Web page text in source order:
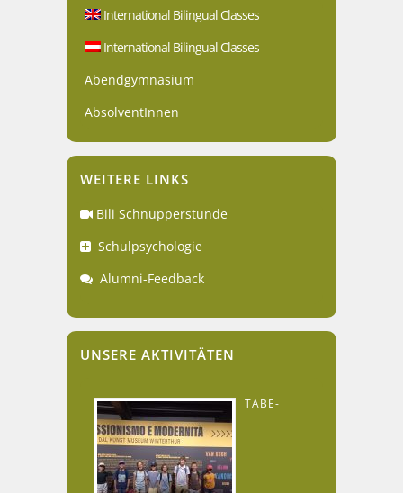
International Bilingual Classes
International Bilingual Classes
Abendgymnasium
AbsolventInnen
WEITERE LINKS
Bili Schnupperstunde
Schulpsychologie
Alumni-Feedback
UNSERE AKTIVITÄTEN
TABE-